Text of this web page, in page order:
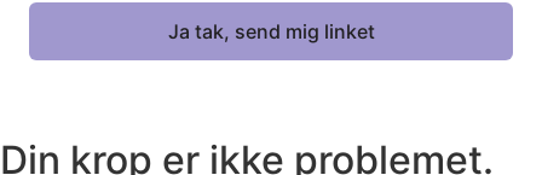
Din krop er ikke problemet.